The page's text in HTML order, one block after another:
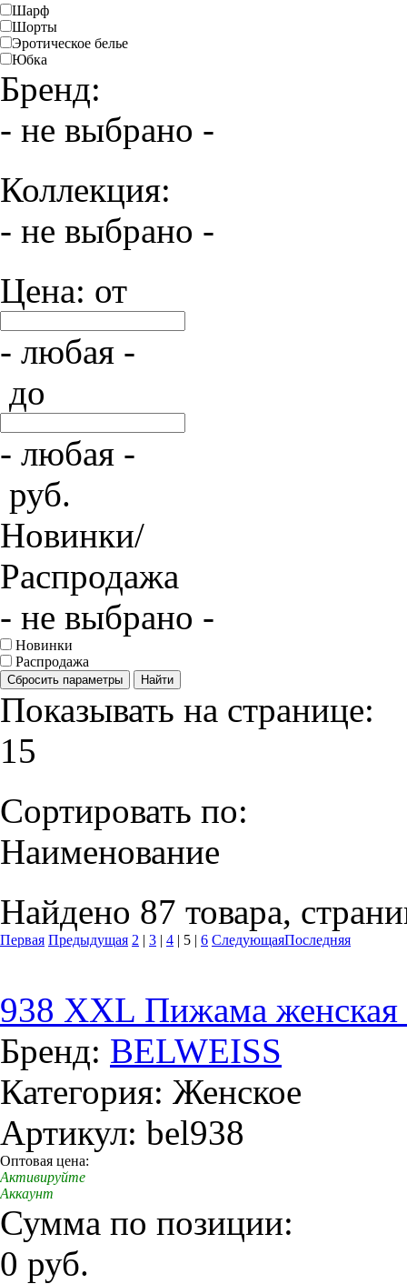
Шарф
Шорты
Эротическое белье
Юбка
Бренд:
- не выбрано -
Коллекция:
- не выбрано -
Цена: от
- любая -
до
- любая -
руб.
Новинки/
Распродажа
- не выбрано -
Новинки
Распродажа
Сбросить параметры Найти
Показывать на странице:
15
Сортировать по:
Наименование
Найдено 87 товара,
Первая Предыдущая 2 | 3 | 4 | 5 | 6 СледующаяПоследняя
938 XXL Пижама
Бренд: BELWEISS
Категория: Женское
Артикул: bel938
Оптовая цена:
Активируйте
Аккаунт
Сумма по позиции:
0 руб.